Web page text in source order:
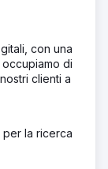
con una
di
clienti a
per la ricerca